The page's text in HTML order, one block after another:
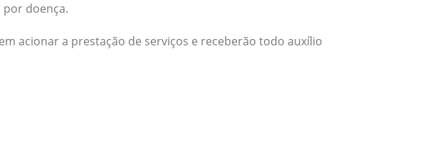
por doença.
acionar a prestação de serviços e receberão todo auxílio